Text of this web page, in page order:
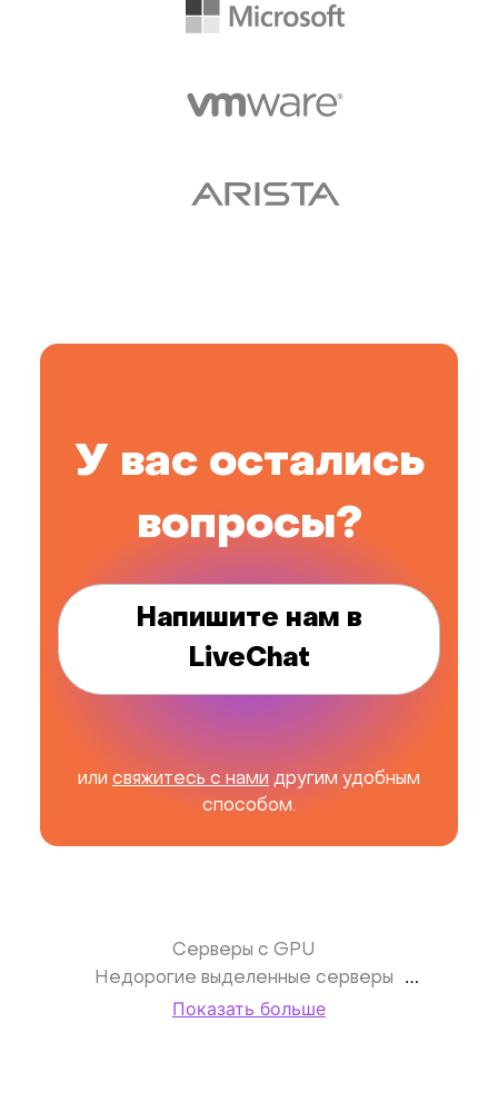
У вас остались
вопросы?
Напишите нам в
LiveChat
или свяжитесь с нами другим удобным
способом.
Серверы с GPU
Недорогие выделенные серверы
Выделенные серверы в Нидерландах
Показать больше